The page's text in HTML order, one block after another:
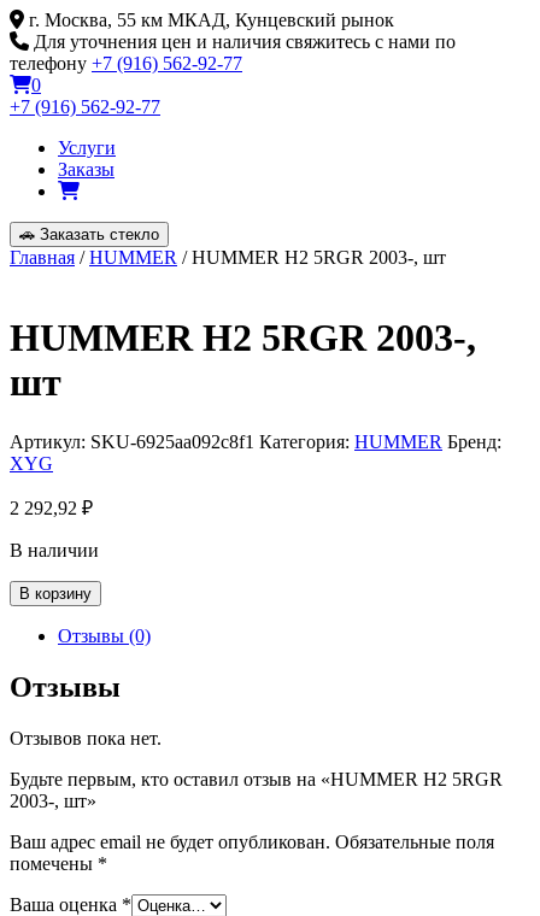
Skip
to
content
г. Москва, 55 км МКАД, Кунцевский рынок
Для уточнения цен и наличия свяжитесь с нами по
телефону +7 (916) 562-92-77
0
+7 (916) 562-92-77
Услуги
Заказы
🚗 Заказать стекло
Главная /HUMMER / HUMMER H2 5RGR 2003-, шт
HUMMER H2 5RGR 2003-,
шт
Артикул: SKU-6925aa092c8f1 Категория: HUMMER Бренд:
XYG
2 292,92 ₽
В наличии
Количество
товара
HUMMER
5RGR
2003-,
В корзину
Отзывы (0)
Отзывы
Отзывов пока нет.
Будьте первым, кто оставил отзыв на «HUMMER H2 5RGR
2003-, шт»
Ваш адрес email не будет опубликован. Обязательные поля
помечены *
Ваша оценка *